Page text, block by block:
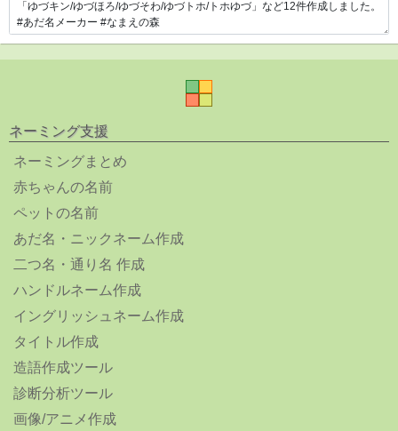
ネーミング支援
ネーミングまとめ
赤ちゃんの名前
ペットの名前
あだ名・ニックネーム作成
二つ名・通り名 作成
ハンドルネーム作成
イングリッシュネーム作成
タイトル作成
造語作成ツール
診断分析ツール
画像/アニメ作成